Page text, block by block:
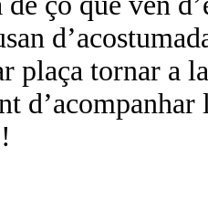
plaça tornar a